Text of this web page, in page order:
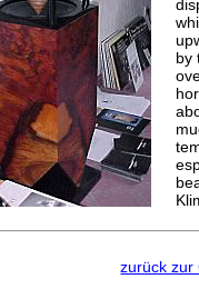
by
zurück zur